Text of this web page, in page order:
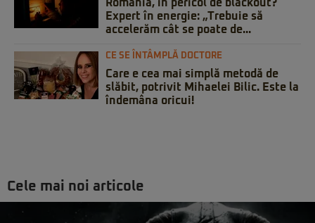
România, în pericol de blackout?
Expert în energie: „Trebuie să
accelerăm cât se poate de...
CE SE ÎNTÂMPLĂ DOCTORE
Care e cea mai simplă metodă de
slăbit, potrivit Mihaelei Bilic. Este la
îndemâna oricui!
Cele mai noi articole